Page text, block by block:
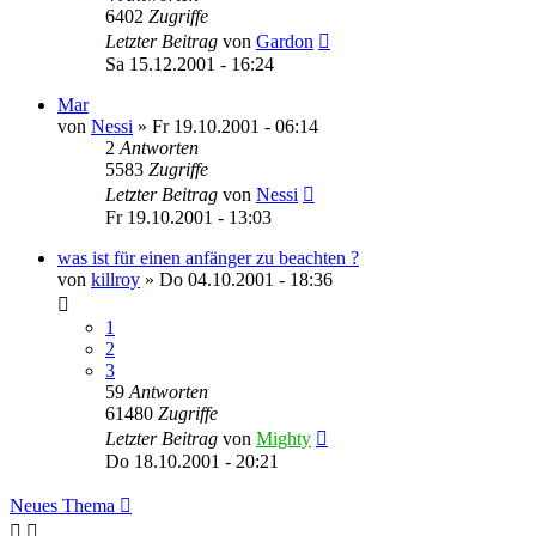
6402 Zugriffe
Letzter Beitrag von Gardon
Sa 15.12.2001 - 16:24
Mar
von Nessi » Fr 19.10.2001 - 06:14
2 Antworten
5583 Zugriffe
Letzter Beitrag von Nessi
Fr 19.10.2001 - 13:03
was ist für einen anfänger zu beachten ?
von killroy » Do 04.10.2001 - 18:36
1
2
3
59 Antworten
61480 Zugriffe
Letzter Beitrag von Mighty
Do 18.10.2001 - 20:21
Neues Thema